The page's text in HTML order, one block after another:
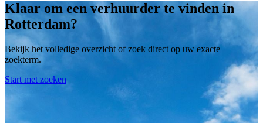
Klaar om een verhuurder te vinden in
Rotterdam?
Bekijk het volledige overzicht of zoek direct op uw exacte
zoekterm.
Start met zoeken